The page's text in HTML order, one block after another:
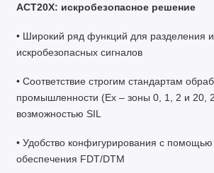
ACT20X: искробезопасное решение
• Широкий ряд функций для разделения
искробезопасных сигналов
• Соответствие строгим стандартам
промышленности (Ex – зоны 0, 1, 2 и 20,
возможностью SIL
• Удобство конфигурирования с
обеспечения FDT/DTM